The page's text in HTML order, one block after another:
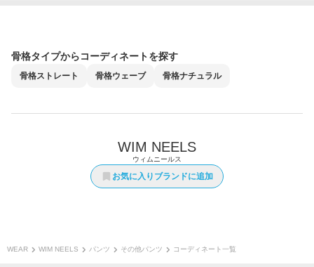
骨格タイプからコーディネートを探す
骨格ストレート 骨格ウェーブ 骨格ナチュラル
WIM NEELS
ウィムニールス
お気に入りブランドに追加
WEAR WIM NEELS パンツ その他パンツ コーディネート一覧